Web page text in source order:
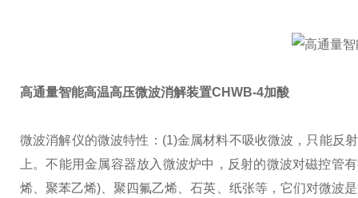
高通量智能高温高压微波消解装置CHWB-4加酸
微波消解仪的微波特性： (1)金属材料不吸收微波，只能反
上。不能用金属容器放入微波炉中，反射的微波对磁控管
烯、聚苯乙烯)、聚四氟乙烯、石英、纸张等，它们对微波